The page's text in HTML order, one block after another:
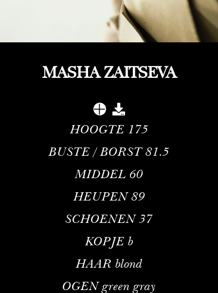
MASHA ZAITSEVA
HOOGTE 175
BUSTE / BORST 81.5
MIDDEL 60
HEUPEN 89
SCHOENEN 37
KOPJE b
HAAR blond
OGEN green gray